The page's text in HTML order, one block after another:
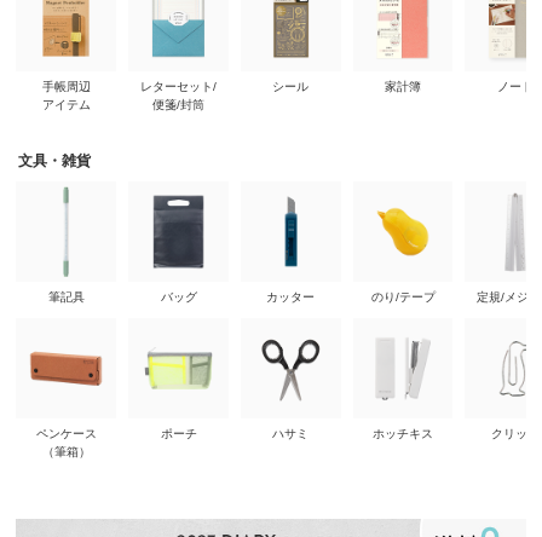
手帳周辺
アイテム
レターセット/
便箋/封筒
シール 家計簿 ノート
文具・雑貨
筆記具
ペンケース
（筆箱）
バッグ
ポーチ
カッター
ハサミ
のり/テープ
ホッチキス
定規/メジ
クリップ